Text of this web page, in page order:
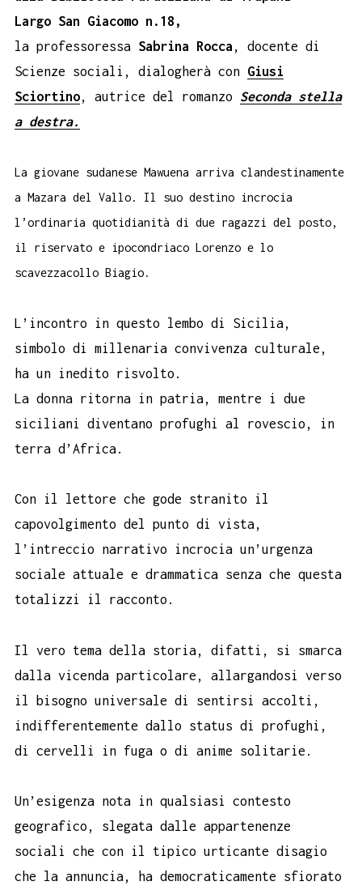
Largo San Giacomo n.18,
la professoressa Sabrina Rocca , docente di
Scienze sociali, dialogherà con Giusi
Sciortino, autrice del romanzo Seconda stella
a destra.
La giovane sudanese Mawuena arriva clandestinamente
a Mazara del Vallo. Il suo destino incrocia
l’ordinaria quotidianità di due ragazzi del posto,
il riservato e ipocondriaco Lorenzo e lo
scavezzacollo Biagio.
L’incontro in questo lembo di Sicilia,
simbolo di millenaria convivenza culturale,
ha un inedito risvolto.
La donna ritorna in patria, mentre i due
siciliani diventano profughi al rovescio, in
terra d’Africa.
Con il lettore che gode stranito il
capovolgimento del punto di vista,
l’intreccio narrativo incrocia un’urgenza
sociale attuale e drammatica senza che questa
totalizzi il racconto.
Il vero tema della storia, difatti, si smarca
dalla vicenda particolare, allargandosi verso
il bisogno universale di sentirsi accolti,
indifferentemente dallo status di profughi,
di cervelli in fuga o di anime solitarie.
Un’esigenza nota in qualsiasi contesto
geografico, slegata dalle appartenenze
sociali che con il tipico urticante disagio
che la annuncia, ha democraticamente sfiorato